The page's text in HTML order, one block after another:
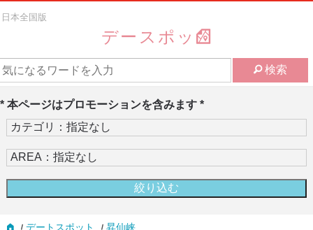
日本全国版
デースポッ
検索
* 本ページはプロモーションを含みます *
デートスポット 昇仙峡